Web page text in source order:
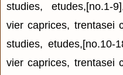
studies, etudes,[no.1-
vier caprices, trentasei
studies, etudes,[no.10-
vier caprices, trentasei